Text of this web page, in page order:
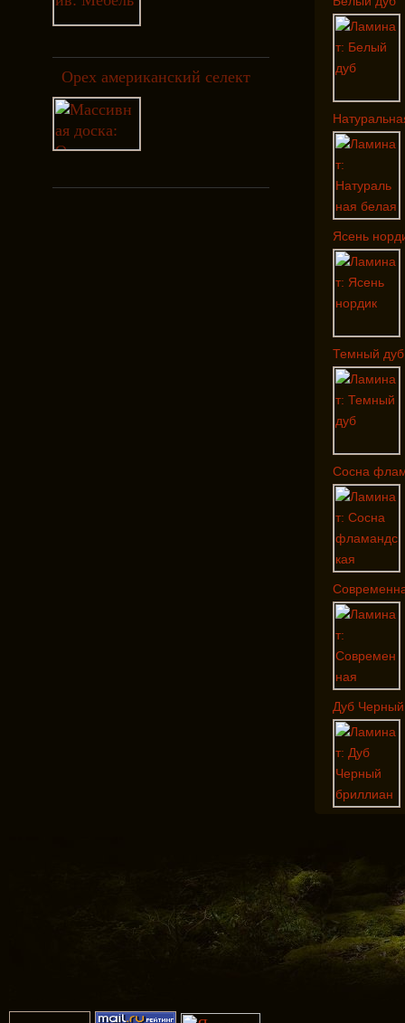
Орех американский селект
Ясень
Темный дуб
Сосна
Дуб